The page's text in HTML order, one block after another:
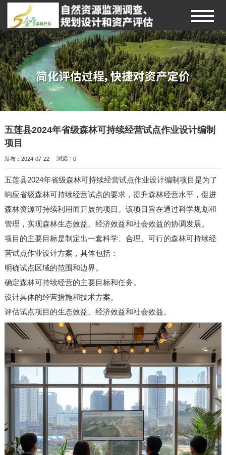
五莲县2024年省级森林可持续经营试点作业设计编制
项目
发布：2024-07-22 浏览： 0
五莲县2024年省级森林可持续经营试点作业设计编制项目是为了
响应省级森林可持续经营试点的要求，提升森林经营水平，促进
森林资源可持续利用而开展的项目。该项目旨在通过科学规划和
管理，实现森林生态效益、经济效益和社会效益的协调发展。
项目的主要目标是制定出一套科学、合理、可行的森林可持续经
营试点作业设计方案，具体包括：
明确试点区域的范围和边界。
确定森林可持续经营的主要目标和任务。
设计具体的经营措施和技术方案。
评估试点项目的生态效益、经济效益和社会效益。